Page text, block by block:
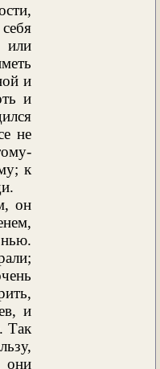
или
и
и
не
к
он
и
Так
они